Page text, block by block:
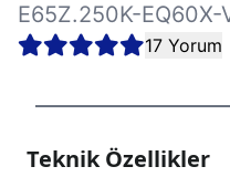
E65Z.250K-EQ60X-
17 Yorum
Teknik Özellikler